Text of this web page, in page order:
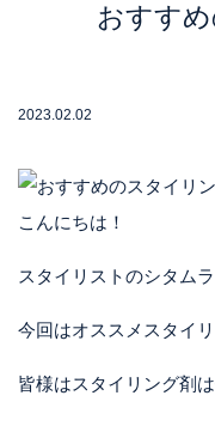
おすす
2023.02.02
こんにちは！
スタイリストのシタムラ
今回はオススメスタイ
皆様はスタイリング剤